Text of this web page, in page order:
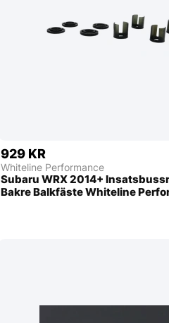
929 KR
Whiteline Performance
Subaru WRX 2014+
Bakre Balkfäste Whiteline